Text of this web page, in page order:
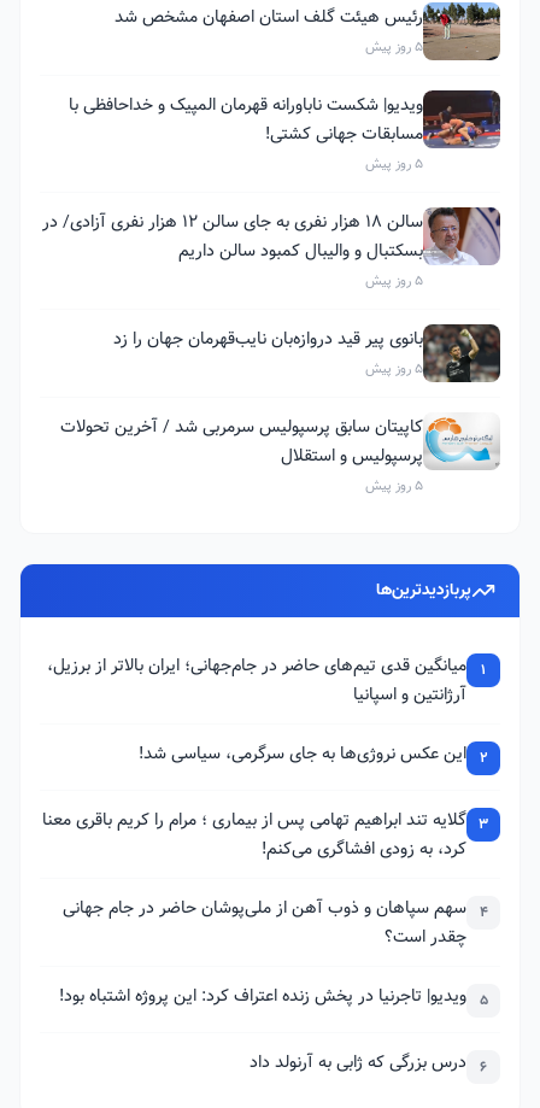
رئیس هیئت گلف استان اصفهان مشخص شد
5 روز پیش
ویدیو| شکست ناباورانه قهرمان المپیک و خداحافظی با
مسابقات جهانی کشتی!
5 روز پیش
سالن ۱۸ هزار نفری به جای سالن ۱۲ هزار نفری آزادی/ در
بسکتبال و والیبال کمبود سالن داریم
5 روز پیش
بانوی پیر قید دروازه‌بان نایب‌قهرمان جهان را زد
5 روز پیش
کاپیتان سابق پرسپولیس سرمربی شد / آخرین تحولات
پرسپولیس و استقلال
5 روز پیش
پربازدیدترین‌ها
1
میانگین قدی تیم‌های حاضر در جام‌جهانی؛ ایران بالاتر از برزیل،
آرژانتین و اسپانیا
2 این عکس نروژی‌ها به جای سرگرمی، سیاسی شد!
3 گلایه تند ابراهیم تهامی پس از بیماری ؛ مرام را کریم باقری معنا
کرد، به زودی افشاگری می‌کنم!
4 سهم سپاهان و ذوب آهن از ملی‌پوشان حاضر در جام جهانی
چقدر است؟
5 ویدیو| تاجرنیا در پخش زنده اعتراف کرد: این پروژه اشتباه بود!
6 درس بزرگی که ژابی به آرنولد داد